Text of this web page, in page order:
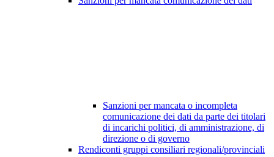
Sanzioni per mancata o incompleta
comunicazione dei dati da parte dei titolari
di incarichi politici, di amministrazione, di
direzione o di governo
Rendiconti gruppi consiliari regionali/provinciali